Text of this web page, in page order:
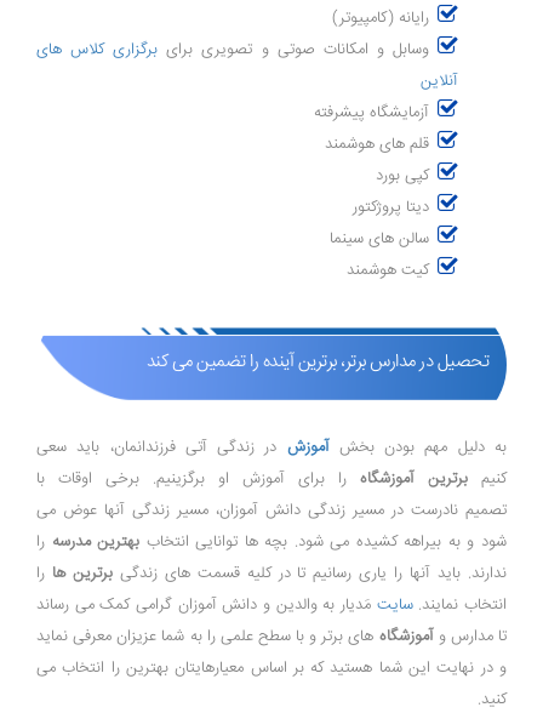
رایانه (کامپیوتر)
وسابل و امکانات صوتی و تصویری برای برگزاری کلاس های
آنلاین
آزمایشگاه پیشرفته
قلم های هوشمند
کپی بورد
دیتا پروژکتور
سالن های سینما
کیت هوشمند
تحصیل در مدارس برتر، برترین آینده را تضمین می کند
به دلیل مهم بودن بخشآموزش در زندگی آتی فرزندانمان، باید سعی
کنیم برترین آموزشگاه را برای آموزش او برگزینیم. برخی اوقات با
تصمیم نادرست در مسیر زندگی دانش آموزان، مسیر زندگی آنها عوض می
شود و به بیراهه کشیده می شود. بچه ها توانایی انتخاب بهترین مدرسه را
ندارند. باید آنها را یاری رسانیم تا در کلیه قسمت های زندگیبرترین ها را
انتخاب نمایند.سایت مَدیار به والدین و دانش آموزان گرامی کمک می رساند
تا مدارس وآموزشگاه های برتر و با سطح علمی را به شما عزیزان معرفی نماید
و در نهایت این شما هستید که بر اساس معیارهایتان بهترین را انتخاب می
کنید.